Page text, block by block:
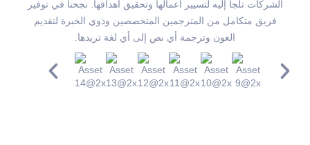
الشركات تلجأ إليه لتسيير أعمالها وتحقيق أهدافها. نجحنا في توفير
فريق متكامل من المترجمين المتخصصين وذوي الخبرة لتقديم
العون وترجمة أي نص إلى أي لغة تريدها.